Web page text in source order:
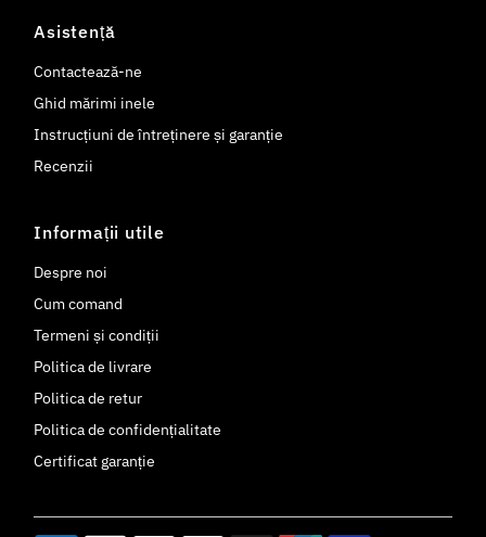
Asistență
Contactează-ne
Ghid mărimi inele
Instrucțiuni de întreținere și garanție
Recenzii
Informații utile
Despre noi
Cum comand
Termeni și condiții
Politica de livrare
Politica de retur
Politica de confidențialitate
Certificat garanție